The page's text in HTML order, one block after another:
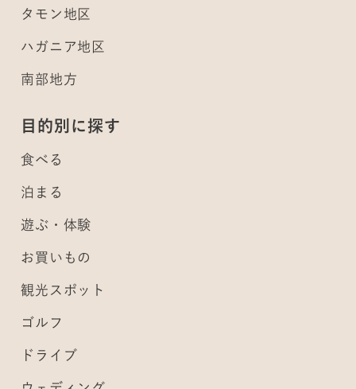
タモン地区
ハガニア地区
南部地方
目的別に探す
食べる
泊まる
遊ぶ・体験
お買いもの
観光スポット
ゴルフ
ドライブ